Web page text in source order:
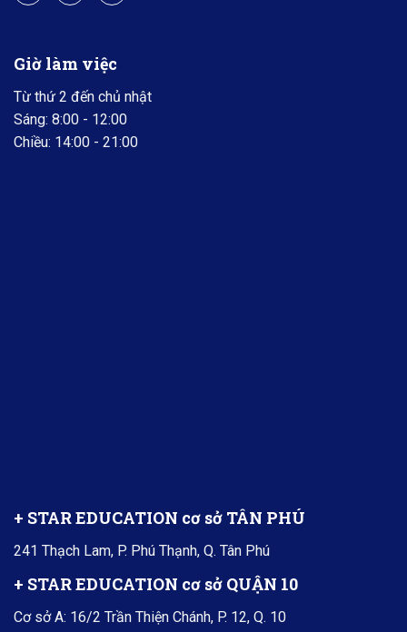
Giờ làm việc
Từ thứ 2 đến chủ nhật
Sáng: 8:00 - 12:00
Chiều: 14:00 - 21:00
+ STAR EDUCATION cơ sở TÂN PHÚ
241 Thạch Lam, P. Phú Thạnh, Q. Tân Phú
+ STAR EDUCATION cơ sở QUẬN 10
Cơ sở A: 16/2 Trần Thiện Chánh, P. 12, Q. 10